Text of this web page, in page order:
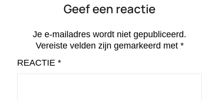
Geef een reactie
Je e-mailadres wordt niet gepubliceerd.
Vereiste velden zijn gemarkeerd met *
REACTIE *